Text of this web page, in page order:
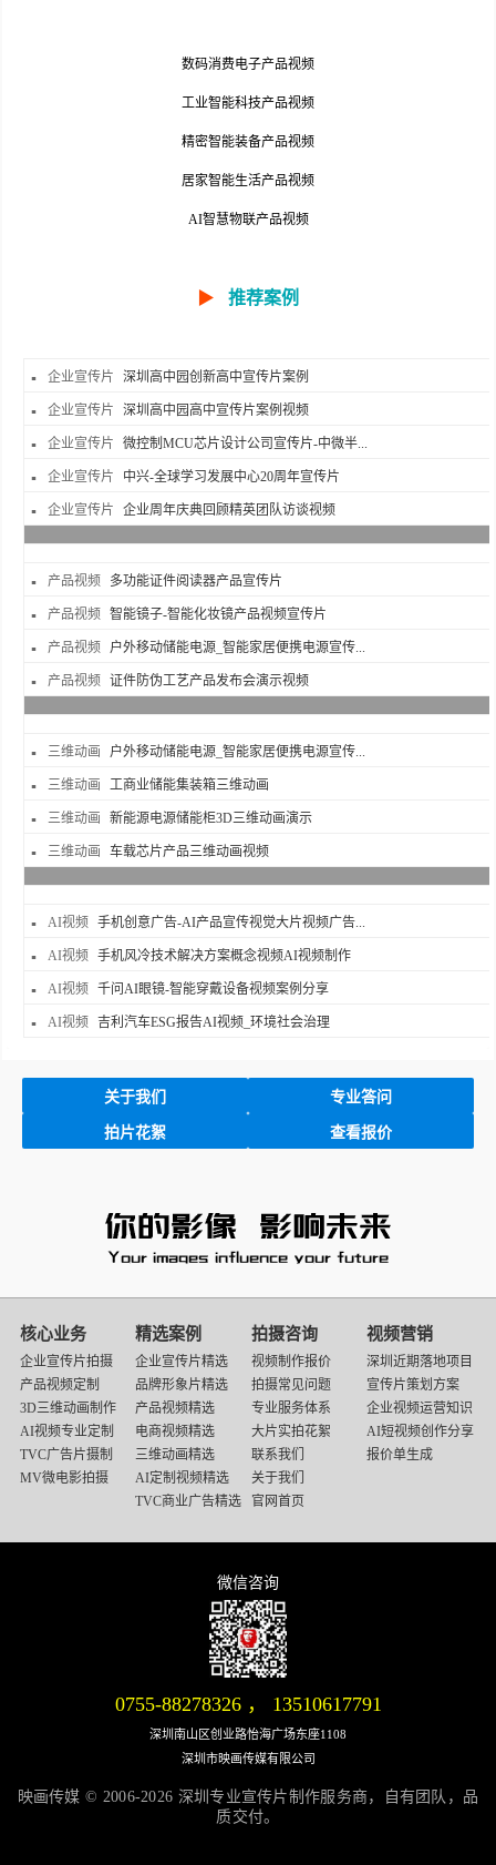
数码消费电子产品视频
工业智能科技产品视频
精密智能装备产品视频
居家智能生活产品视频
AI智慧物联产品视频
▶ 推荐案例
企业宣传片 深圳高中园创新高中宣传片案例
企业宣传片 深圳高中园高中宣传片案例视频
企业宣传片 微控制MCU芯片设计公司宣传片-中微半...
企业宣传片 中兴-全球学习发展中心20周年宣传片
企业宣传片 企业周年庆典回顾精英团队访谈视频
产品视频 多功能证件阅读器产品宣传片
产品视频 智能镜子-智能化妆镜产品视频宣传片
产品视频 户外移动储能电源_智能家居便携电源宣传...
产品视频 证件防伪工艺产品发布会演示视频
三维动画 户外移动储能电源_智能家居便携电源宣传...
三维动画 工商业储能集装箱三维动画
三维动画 新能源电源储能柜3D三维动画演示
三维动画 车载芯片产品三维动画视频
AI视频 手机创意广告-AI产品宣传视觉大片视频广告...
AI视频 手机风冷技术解决方案概念视频AI视频制作
AI视频 千问AI眼镜-智能穿戴设备视频案例分享
AI视频 吉利汽车ESG报告AI视频_环境社会治理
关于我们 专业答问
拍片花絮 查看报价
核心业务
企业宣传片拍摄
产品视频定制
3D三维动画制作
AI视频专业定制
TVC广告片摄制
MV微电影拍摄
精选案例
企业宣传片精选
品牌形象片精选
产品视频精选
电商视频精选
三维动画精选
AI定制视频精选
TVC商业广告精选
拍摄咨询
视频制作报价
拍摄常见问题
专业服务体系
大片实拍花絮
联系我们
关于我们
官网首页
视频营销
深圳近期落地项目
宣传片策划方案
企业视频运营知识
AI短视频创作分享
报价单生成
微信咨询
0755-88278326， 13510617791
深圳南山区创业路怡海广场东座1108
深圳市映画传媒有限公司
映画传媒 © 2006-2026 深圳专业宣传片制作服务商，自有团队，品
质交付。